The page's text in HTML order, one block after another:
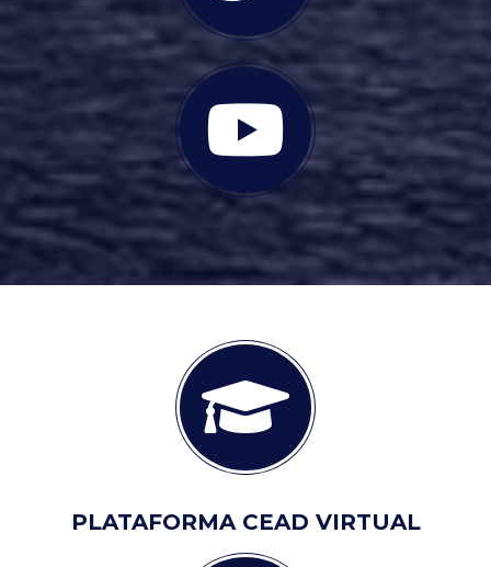
PLATAFORMA CEAD VIRTUAL